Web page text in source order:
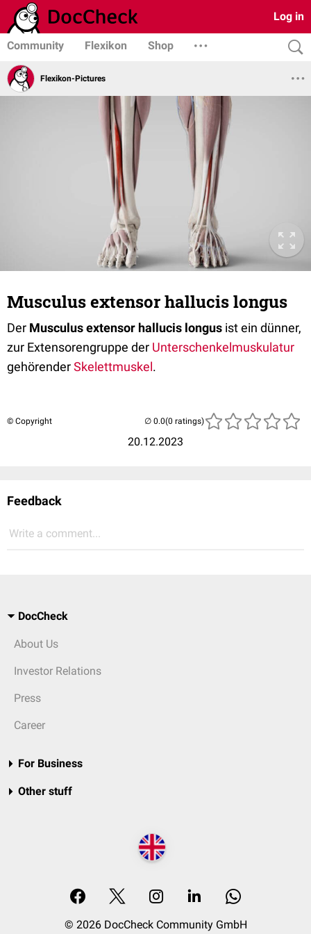
Log in
Community Flexikon Shop
Flexikon-Pictures
Musculus extensor hallucis longus
Der Musculus extensor hallucis longus ist ein dünner,
zur Extensorengruppe der Unterschenkelmuskulatur
gehörenderSkelettmuskel.
© Copyright
20.12.2023
(0 ratings)
Feedback
Write a comment...
DocCheck
About Us
Investor Relations
Press
Career
For Business
Other stuff
© 2026 DocCheck Community GmbH